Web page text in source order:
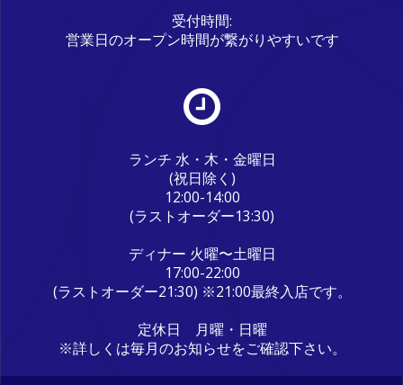
受付時間:
営業日のオープン時間が繋がりやすいです
ランチ 水・木・金曜日
(祝日除く)
12:00-14:00
(ラストオーダー13:30)
ディナー 火曜〜土曜日
17:00-22:00
(ラストオーダー21:30) ※21:00最終入店です。
定休日 月曜・日曜
※詳しくは毎月のお知らせをご確認下さい。